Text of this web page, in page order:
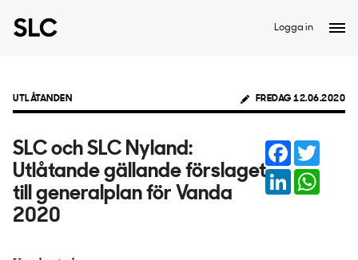
Logga in
UTLÅTANDEN FREDAG 12.06.2020
SLC och SLC Nyland:
Utlåtande gällande förslaget
till generalplan för Vanda
2020
Facebook
LinkedIn